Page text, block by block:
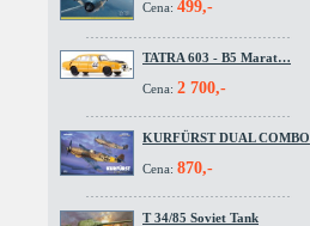
Cena: 499,-
TATRA 603 - B5 Marat…
Cena: 2 700,-
KURFÜRST DUAL COMBO
Cena: 870,-
T 34/85 Soviet Tank